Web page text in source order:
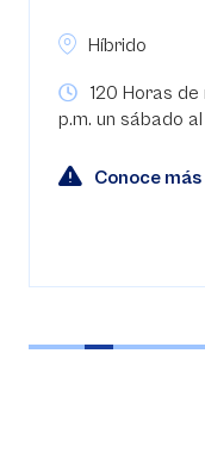
Híbrido
120 Horas
p.m. un sábado
Conoce